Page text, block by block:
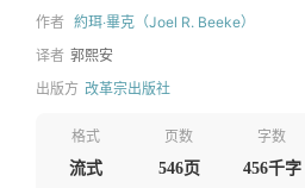
作者 約珥‧畢克（Joel R. Beeke）
译者 郭熙安
出版方 改革宗出版社
格式
流式
页数
546页
字数
456千字